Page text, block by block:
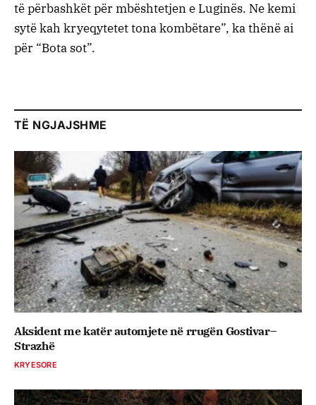
të përbashkët për mbështetjen e Luginës. Ne kemi
sytë kah kryeqytetet tona kombëtare”, ka thënë ai
për “Bota sot”.
TË NGJAJSHME
Aksident me katër automjete në rrugën Gostivar–
Strazhë
KRYESORE